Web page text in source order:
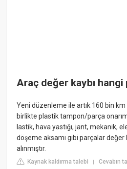
Araç değer kaybı hangi
Yeni düzenleme ile artık 160 bin km
birlikte plastik tampon/parça
lastik, hava yastığı, jant, mekanik,
döşeme aksamı gibi parçalar değer
alınmıştır.
Kaynak kaldırma talebi |Cevabın